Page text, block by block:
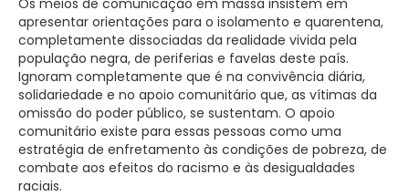
apresentar orientações para o isolamento e quarentena,
completamente dissociadas da realidade vivida pela
população negra, de periferias e favelas deste país.
Ignoram completamente que é na convivência diária,
solidariedade e no apoio comunitário que, as vítimas da
omissão do poder público, se sustentam. O apoio
comunitário existe para essas pessoas como uma
estratégia de enfretamento às condições de pobreza, de
combate aos efeitos do racismo e às desigualdades
raciais.